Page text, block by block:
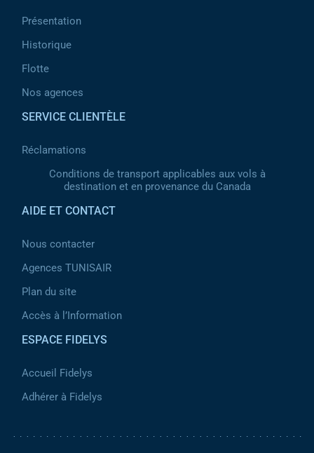
Présentation
Historique
Flotte
Nos agences
SERVICE CLIENTÈLE
Réclamations
Conditions de transport applicables aux vols à
destination et en provenance du Canada
AIDE ET CONTACT
Nous contacter
Agences TUNISAIR
Plan du site
Accès à l’Information
ESPACE FIDELYS
Accueil Fidelys
Adhérer à Fidelys